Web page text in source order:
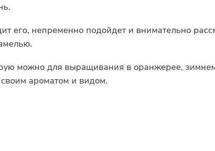
его, непременно подойдет и внимательно
можно для выращивания в оранжерее,
ароматом и видом.